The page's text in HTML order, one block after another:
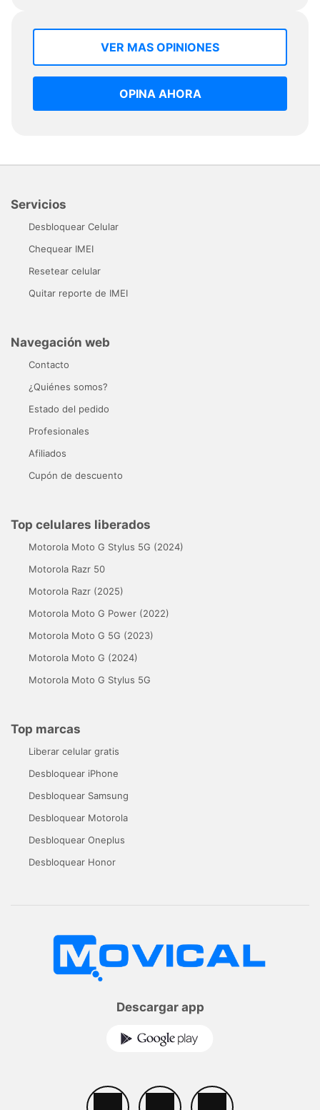
VER MAS OPINIONES
OPINA AHORA
Servicios
Desbloquear Celular
Chequear IMEI
Resetear celular
Quitar reporte de IMEI
Navegación web
Contacto
¿Quiénes somos?
Estado del pedido
Profesionales
Afiliados
Cupón de descuento
Top celulares liberados
Motorola Moto G Stylus 5G (2024)
Motorola Razr 50
Motorola Razr (2025)
Motorola Moto G Power (2022)
Motorola Moto G 5G (2023)
Motorola Moto G (2024)
Motorola Moto G Stylus 5G
Top marcas
Liberar celular gratis
Desbloquear iPhone
Desbloquear Samsung
Desbloquear Motorola
Desbloquear Oneplus
Desbloquear Honor
Descargar app